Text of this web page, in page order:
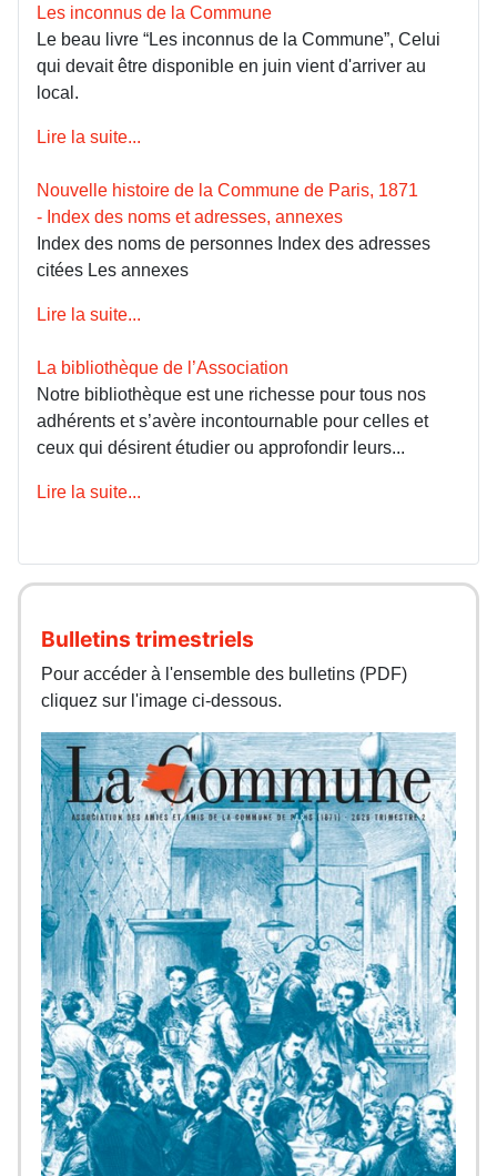
Les inconnus de la Commune
Le beau livre “Les inconnus de la Commune”, Celui
qui devait être disponible en juin vient d'arriver au
local.
Lire la suite...
Nouvelle histoire de la Commune de Paris, 1871
- Index des noms et adresses, annexes
Index des noms de personnes Index des adresses
citées Les annexes
Lire la suite...
La bibliothèque de l’Association
Notre bibliothèque est une richesse pour tous nos
adhérents et s’avère incontournable pour celles et
ceux qui désirent étudier ou approfondir leurs...
Lire la suite...
Bulletins trimestriels
Pour accéder à l'ensemble des bulletins (PDF)
cliquez sur l'image ci-dessous.